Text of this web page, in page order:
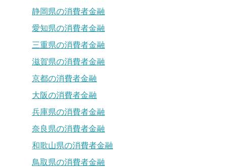
静岡県の消費者金融
愛知県の消費者金融
三重県の消費者金融
滋賀県の消費者金融
京都の消費者金融
大阪の消費者金融
兵庫県の消費者金融
奈良県の消費者金融
和歌山県の消費者金融
鳥取県の消費者金融